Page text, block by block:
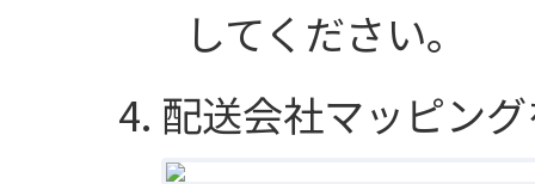
してください。
配送会社マッピン